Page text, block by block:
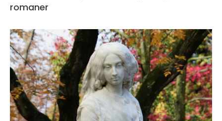
romaner